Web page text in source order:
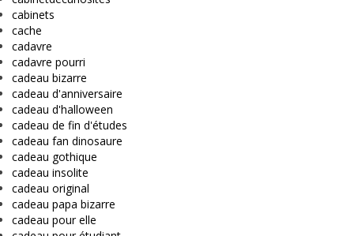
cabinets
cache
cadavre
cadavre pourri
cadeau bizarre
cadeau d'anniversaire
cadeau d'halloween
cadeau de fin d'études
cadeau fan dinosaure
cadeau gothique
cadeau insolite
cadeau original
cadeau papa bizarre
cadeau pour elle